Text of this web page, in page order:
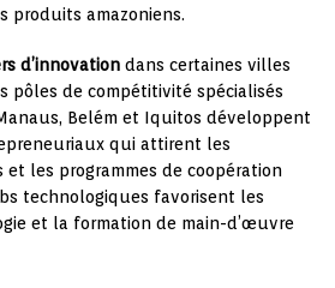
produits amazoniens.
d’innovation dans certaines villes
pôles de compétitivité spécialisés
Belém et Iquitos développent
qui attirent les
et les programmes de coopération
technologiques favorisent les
et la formation de main-d’œuvre